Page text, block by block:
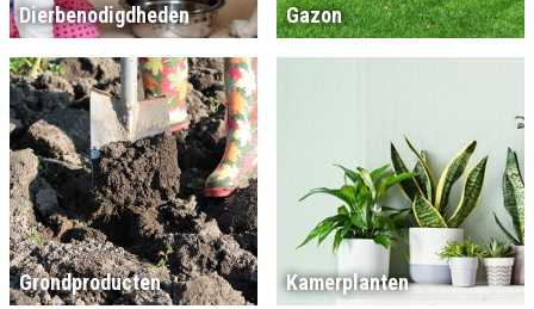
Dierbenodigdheden Gazon
Grondproducten Kamerplanten